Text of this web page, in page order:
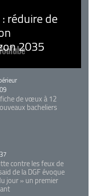
réduire de
2035
de vœux à 12
bacheliers
contre les feux de
de la DGF évoque
jour » un premier